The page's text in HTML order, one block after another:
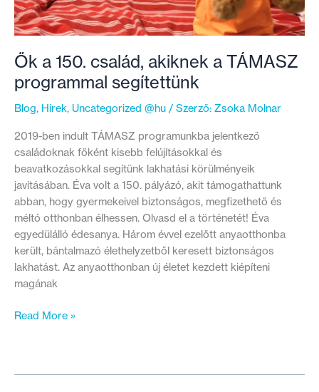
Ők a 150. család, akiknek a TÁMASZ
programmal segítettünk
Blog, Hírek, Uncategorized @hu / Szerző: Zsoka Molnar
2019-ben indult TÁMASZ programunkba jelentkező
családoknak főként kisebb felújításokkal és
beavatkozásokkal segítünk lakhatási körülményeik
javításában. Éva volt a 150. pályázó, akit támogathattunk
abban, hogy gyermekeivel biztonságos, megfizethető és
méltó otthonban élhessen. Olvasd el a történetét! Éva
egyedülálló édesanya. Három évvel ezelőtt anyaotthonba
került, bántalmazó élethelyzetből keresett biztonságos
lakhatást. Az anyaotthonban új életet kezdett kiépíteni
magának
Ők
Read More »